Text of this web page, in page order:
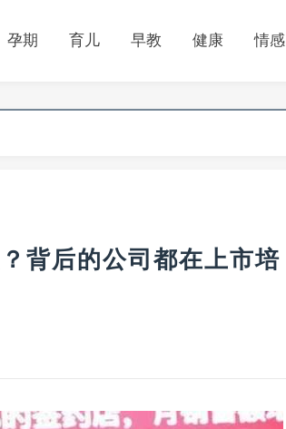
孕期 育儿 早教 健康 情感
背后的公司都在上市培